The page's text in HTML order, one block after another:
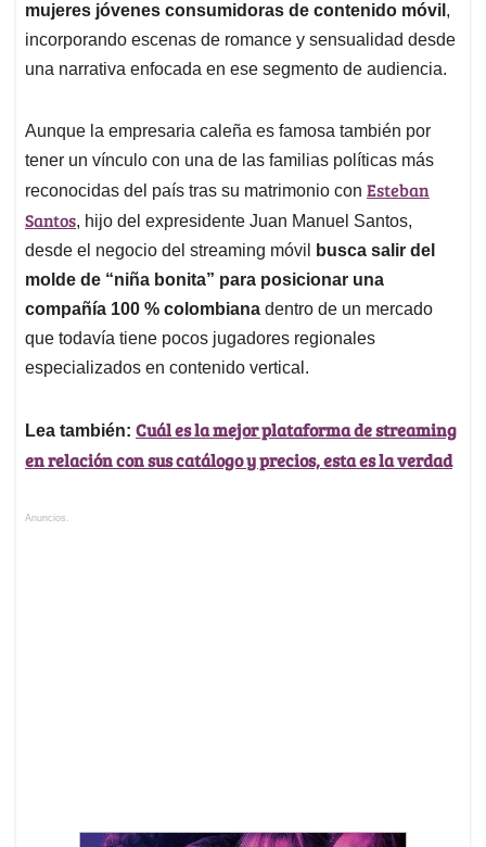
mujeres jóvenes consumidoras de contenido móvil ,
incorporando escenas de romance y sensualidad desde
una narrativa enfocada en ese segmento de audiencia.
Aunque la empresaria caleña es famosa también por
tener un vínculo con una de las familias políticas más
reconocidas del país tras su matrimonio con Esteban
Santos, hijo del expresidente Juan Manuel Santos,
desde el negocio del streaming móvil
busca salir del
molde de “niña bonita” para posicionar una
compañía 100 % colombiana dentro de un mercado
que todavía tiene pocos jugadores regionales
especializados en contenido vertical.
Lea también: Cuál es la mejor plataforma de streaming
en relación con sus catálogo y precios, esta es la verdad
Anuncios.